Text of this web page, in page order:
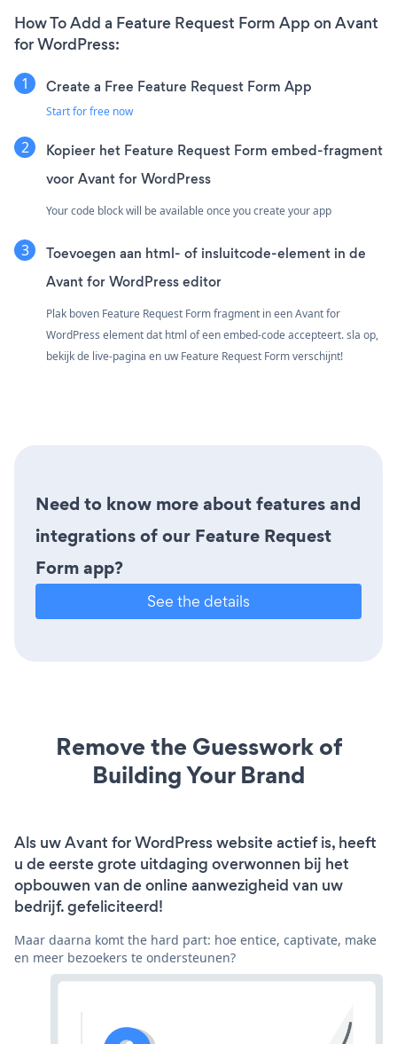
How To Add a Feature Request Form App on Avant
for WordPress:
Create a Free Feature Request Form App
Start for free now
Kopieer het Feature Request Form embed-fragment
voor Avant for WordPress
Your code block will be available once you create your app
Toevoegen aan html- of insluitcode-element in de
Avant for WordPress editor
Plak boven Feature Request Form fragment in een Avant for
WordPress element dat html of een embed-code accepteert. sla op,
bekijk de live-pagina en uw Feature Request Form verschijnt!
Need to know more about features and
integrations of our Feature Request
Form app?
See the details
Remove the Guesswork of
Building Your Brand
Als uw Avant for WordPress website actief is, heeft
u de eerste grote uitdaging overwonnen bij het
opbouwen van de online aanwezigheid van uw
bedrijf. gefeliciteerd!
Maar daarna komt the hard part: hoe entice, captivate, make
en meer bezoekers te ondersteunen?